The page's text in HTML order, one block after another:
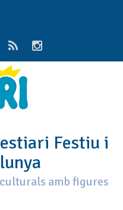
Festiu i
amb figures